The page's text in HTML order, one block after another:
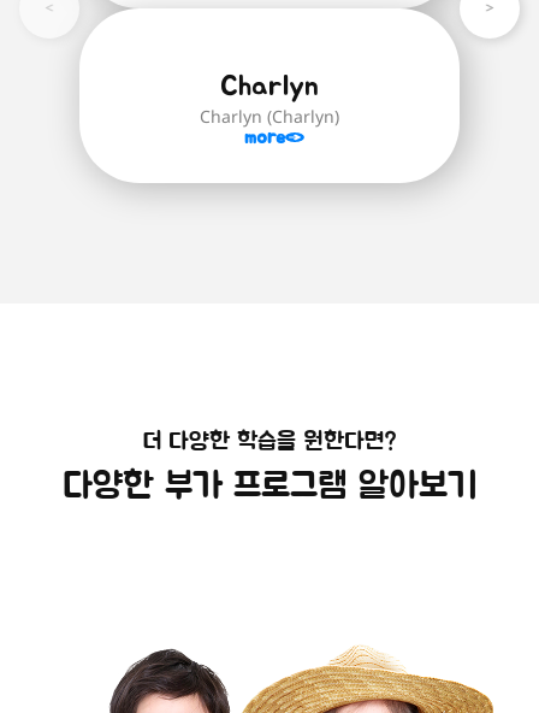
재
Charlyn
Charlyn (Charlyn)
more
더 다양한 학습을 원한다면?
다양한 부가 프로그램 알아보기